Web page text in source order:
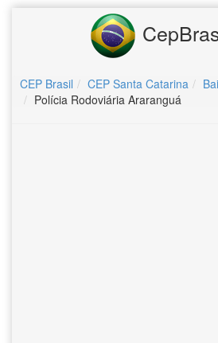
CEP Brasil CEP Santa Catarina
Polícia Rodoviária Araranguá